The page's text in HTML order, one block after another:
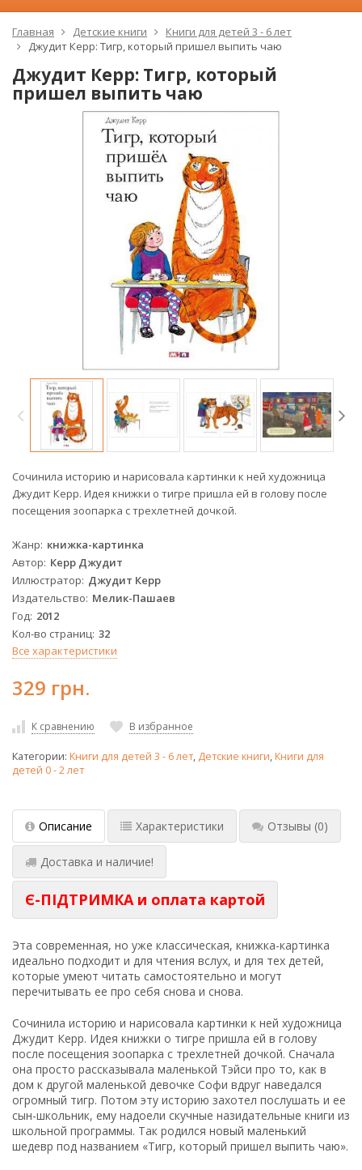
Главная Детские книги
Книги для детей 3 - 6 лет
Джудит Керр: Тигр, который пришел выпить чаю
Джудит Керр: Тигр, который
пришел выпить чаю
Сочинила историю и нарисовала картинки к ней художница
Джудит Керр. Идея книжки о тигре пришла ей в голову после
посещения зоопарка с трехлетней дочкой.
Жанр книжка-картинка
Автор Керр Джудит
Иллюстратор Джудит Керр
Издательство Мелик-Пашаев
Год 2012
Кол-во страниц 32
Все характеристики
329 грн.
К сравнению В избранное
Категории: Книги для детей 3 - 6 лет, Детские книги,Книги для
детей 0 - 2 лет
Описание Характеристики Отзывы (0)
Доставка и наличие!
Є-ПІДТРИМКА и оплата картой
Эта современная, но уже классическая, книжка-картинка
идеально подходит и для чтения вслух, и для тех детей,
которые умеют читать самостоятельно и могут
перечитывать ее про себя снова и снова.
Сочинила историю и нарисовала картинки к ней художница
Джудит Керр. Идея книжки о тигре пришла ей в голову
после посещения зоопарка с трехлетней дочкой. Сначала
она просто рассказывала маленькой Тэйси про то, как в
дом к другой маленькой девочке Софи вдруг наведался
огромный тигр. Потом эту историю захотел послушать и ее
сын-школьник, ему надоели скучные назидательные книги из
школьной программы. Так родился новый маленький
шедевр под названием «Тигр, который пришел выпить чаю».